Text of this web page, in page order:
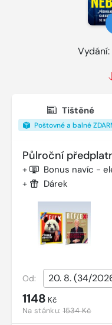
Vydání:
Tištěné
Poštovné a balné
Půlroční
+ Bonus navíc -
+ Dárek
Od:
1148 Kč
Na stánku:1534 Kč